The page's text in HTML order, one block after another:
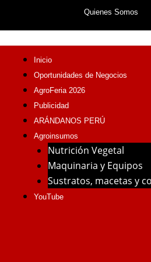
Quienes Somos
Inicio
Oportunidades de Negocios
AgroFeria 2026
Publicidad
ARÁNDANOS PERÚ
Agroinsumos
Nutrición Vegetal
Maquinaria y Equipos
Sustratos, macetas y
YouTube